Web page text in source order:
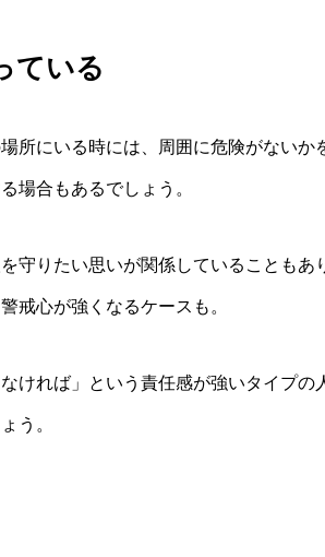
ている
所にいる時には、周囲に危険がない
場合もあるでしょう。
守りたい思いが関係していることも
戒心が強くなるケースも。
なければ」という責任感が強いタイプ
う。